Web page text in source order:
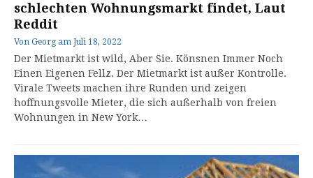
schlechten Wohnungsmarkt findet, Laut
Reddit
Von Georg am Juli 18, 2022
Der Mietmarkt ist wild, Aber Sie. Könsnen Immer Noch
Einen Eigenen Fellz. Der Mietmarkt ist außer Kontrolle.
Virale Tweets machen ihre Runden und zeigen
hoffnungsvolle Mieter, die sich außerhalb von freien
Wohnungen in New York…